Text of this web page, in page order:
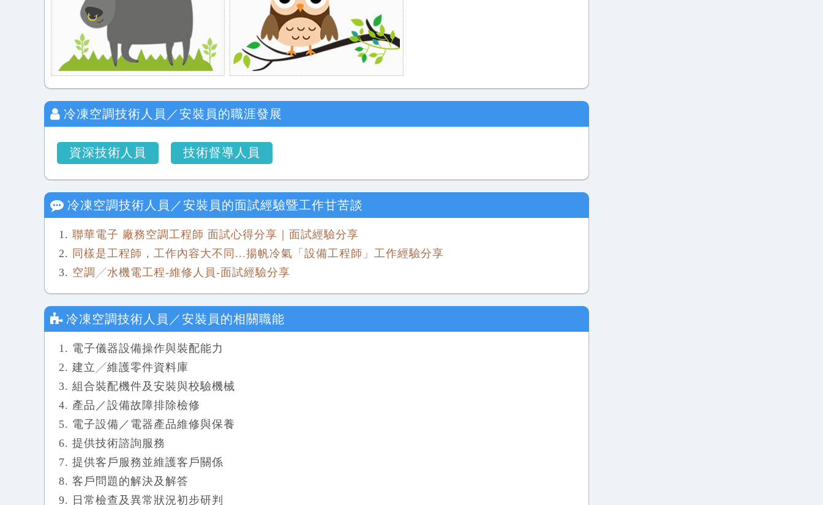
冷凍空調技術人員／安裝員 的職涯發展
資深技術人員 技術督導人員
冷凍空調技術人員／安裝員 的面試經驗暨工作甘苦談
聯華電子 廠務空調工程師 面試心得分享｜面試經驗分享
同樣是工程師，工作內容大不同...揚帆冷氣「設備工程師」工作經驗分享
空調╱水機電工程-維修人員-面試經驗分享
冷凍空調技術人員／安裝員 的相關職能
電子儀器設備操作與裝配能力
建立╱維護零件資料庫
組合裝配機件及安裝與校驗機械
產品／設備故障排除檢修
電子設備／電器產品維修與保養
提供技術諮詢服務
提供客戶服務並維護客戶關係
客戶問題的解決及解答
日常檢查及異常狀況初步研判